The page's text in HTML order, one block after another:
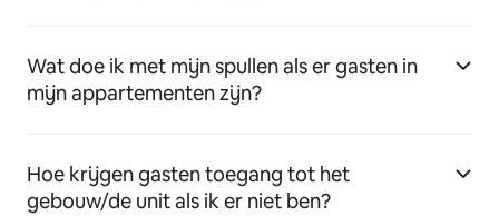
Wat doe ik met mijn spullen als er gasten in
mijn appartementen zijn?
Hoe krijgen gasten toegang tot het
gebouw/de unit als ik er niet ben?